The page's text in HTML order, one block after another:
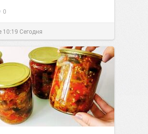
0
10:19 Сегодня